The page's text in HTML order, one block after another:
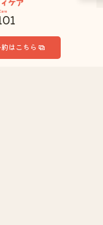
はこちら
RIGHTS RESERVED.